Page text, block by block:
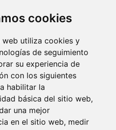
cookies
web utiliza cookies y
de seguimiento
su experiencia de
con los siguientes
habilitar la
básica del sitio web,
una mejor
en el sitio web, medir
LA ACTRIZ MAS GUAPA DE
BETT RICKARDS), LAS FOTOS
LA ALIADA DE ARROW